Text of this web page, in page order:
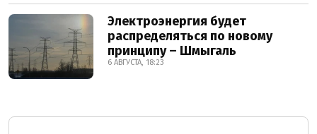
Электроэнергия будет
распределяться по новому
принципу – Шмыгаль
6 АВГУСТА, 18:23